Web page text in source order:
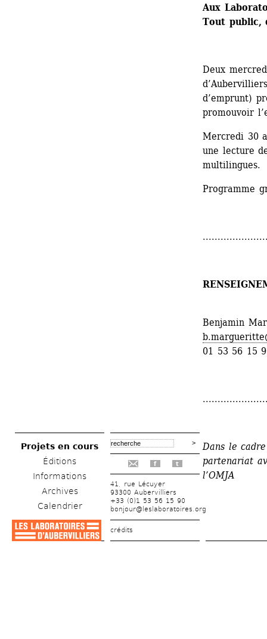
Projets en cours
Éditions
Informations
Archives
Calendrier
f t
41, rue Lécuyer
93300 Aubervilliers
+33 (0)1 53 56 15 90
bonjour@leslaboratoires.org
crédits
Aux
Tout public,
Deux
d’emprunt)
promouvoir
Mercredi 30
une lecture
multilingues.
Programme
Benjamin
01 53 56 15
Dans le
partenariat
l’OMJA